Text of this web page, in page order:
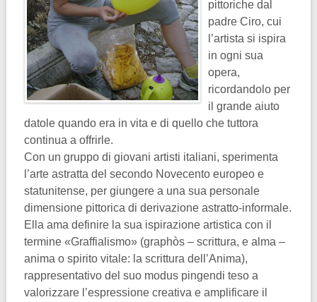
pittoriche dal
padre Ciro, cui
l’artista si ispira
in ogni sua
opera,
ricordandolo per
il grande aiuto
datole quando era in vita e di quello che tuttora
continua a offrirle.
Con un gruppo di giovani artisti italiani, sperimenta
l’arte astratta del secondo Novecento europeo e
statunitense, per giungere a una sua personale
dimensione pittorica di derivazione astratto-informale.
Ella ama definire la sua ispirazione artistica con il
termine «Graffialismo» (graphòs – scrittura, e alma –
anima o spirito vitale: la scrittura dell’Anima),
rappresentativo del suo modus pingendi teso a
valorizzare l’espressione creativa e amplificare il